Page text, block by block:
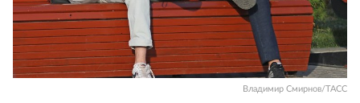
Владимир Смирнов/ТАСС